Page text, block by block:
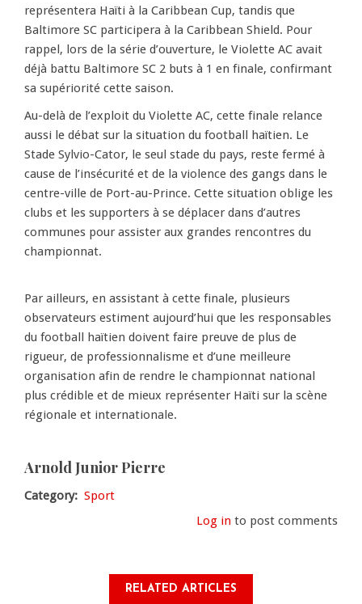
représentera Haïti à la Caribbean Cup, tandis que
Baltimore SC participera à la Caribbean Shield. Pour
rappel, lors de la série d’ouverture, le Violette AC avait
déjà battu Baltimore SC 2 buts à 1 en finale, confirmant
sa supériorité cette saison.
Au-delà de l’exploit du Violette AC, cette finale relance
aussi le débat sur la situation du football haïtien. Le
Stade Sylvio-Cator, le seul stade du pays, reste fermé à
cause de l’insécurité et de la violence des gangs dans le
centre-ville de Port-au-Prince. Cette situation oblige les
clubs et les supporters à se déplacer dans d’autres
communes pour assister aux grandes rencontres du
championnat.
Par ailleurs, en assistant à cette finale, plusieurs
observateurs estiment aujourd’hui que les responsables
du football haïtien doivent faire preuve de plus de
rigueur, de professionnalisme et d’une meilleure
organisation afin de rendre le championnat national
plus crédible et de mieux représenter Haïti sur la scène
régionale et internationale.
Arnold Junior Pierre
Category
Sport
Log in to post comments
RELATED ARTICLES